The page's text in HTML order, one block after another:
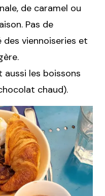
de caramel ou
Pas de
viennoiseries et
les boissons
chaud).